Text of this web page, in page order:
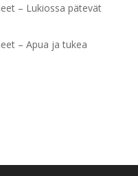
– Lukiossa pätevät
– Apua ja tukea